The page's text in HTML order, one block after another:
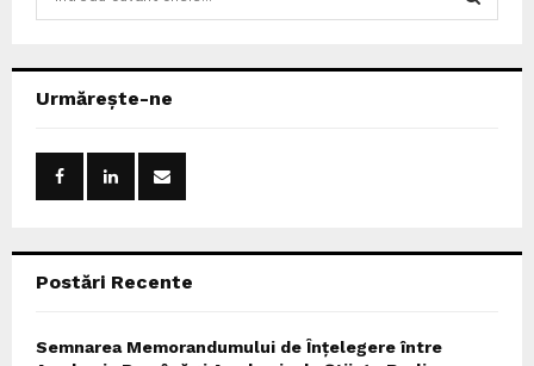
h
Urmărește-ne
Postări Recente
Semnarea Memorandumului de Înțelegere între